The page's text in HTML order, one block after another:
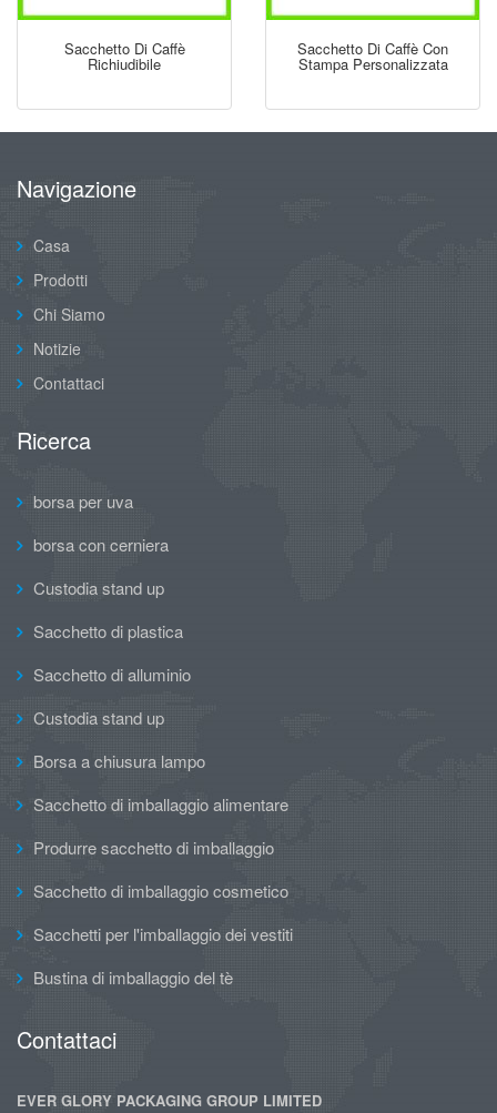
Sacchetto Di Caffè
Richiudibile
Sacchetto Di Caffè Con
Stampa Personalizzata
Navigazione
Casa
Prodotti
Chi Siamo
Notizie
Contattaci
Ricerca
borsa per uva
borsa con cerniera
Custodia stand up
Sacchetto di plastica
Sacchetto di alluminio
Custodia stand up
Borsa a chiusura lampo
Sacchetto di imballaggio alimentare
Produrre sacchetto di imballaggio
Sacchetto di imballaggio cosmetico
Sacchetti per l'imballaggio dei vestiti
Bustina di imballaggio del tè
Contattaci
EVER GLORY PACKAGING GROUP LIMITED